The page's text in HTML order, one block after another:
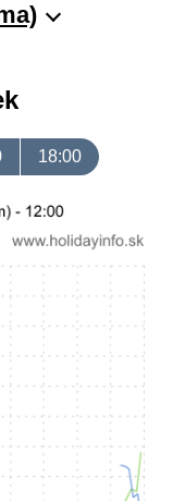
18:00